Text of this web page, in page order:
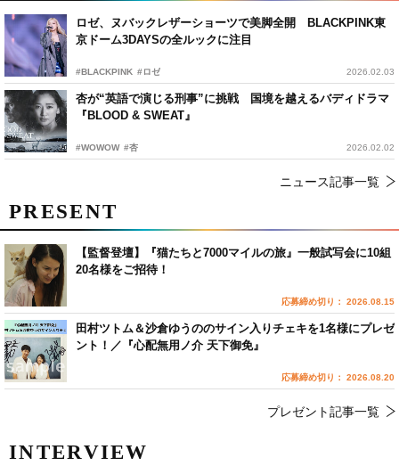
ロゼ、ヌバックレザーショーツで美脚全開 BLACKPINK東
京ドーム3DAYSの全ルックに注目
#BLACKPINK #ロゼ 2026.02.03
杏が“英語で演じる刑事”に挑戦 国境を越えるバディドラマ
『BLOOD & SWEAT』
#WOWOW #杏 2026.02.02
ニュース記事一覧
INTERVIEW
PRESENT
【監督登壇】『猫たちと7000マイルの旅』一般試写会に10組
20名様をご招待！
応募締め切り： 2026.08.15
田村ツトム＆沙倉ゆうののサイン入りチェキを1名様にプレゼ
ント！／『心配無用ノ介 天下御免』
応募締め切り： 2026.08.20
プレゼント記事一覧